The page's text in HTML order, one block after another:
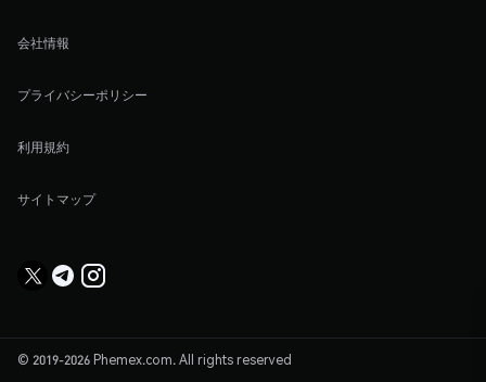
会社情報
プライバシーポリシー
利用規約
サイトマップ
© 2019-2026 Phemex.com. All rights reserved